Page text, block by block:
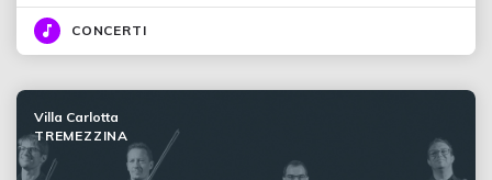
CONCERTI
Villa Carlotta
TREMEZZINA